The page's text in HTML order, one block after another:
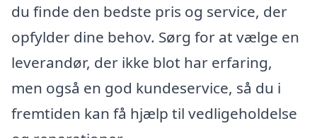
du finde den bedste pris og service, der
opfylder dine behov. Sørg for at vælge en
leverandør, der ikke blot har erfaring,
men også en god kundeservice, så du i
fremtiden kan få hjælp til vedligeholdelse